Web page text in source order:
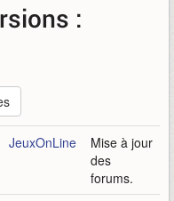
:
JeuxOnLine
Mise à jour
des
forums.